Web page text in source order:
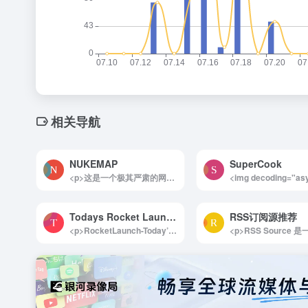
相关导航
NUKEMAP
<p>这是一个极其严肃的网站，提供核爆伤亡模拟器的功能。</p><p>进入网站后，你会看到一张全球地图。用户可以自定义核爆地点、弹头当量，以及选择空爆或地面爆炸等选项，甚至可以决定是否添加放射性沉降物等其他因素。</p><p>一旦核弹引爆，系统会显示预估的伤亡人数，并展示爆炸效果的模型和影响范围。在地图上，这些影响通过同心圆的形式展示出来，无论是火球的作用范围还是热辐射的半径，其影响的广泛性和残酷性都令人感到震撼。</p><p>在很多人把核弹和战争当作玩笑时，往往会忽视其背后的残酷现实。和平来之不易，每个人都不愿失去。通过体验这个网站，相信你会对核战争的影响有更深刻的理解与认识。</p>
SuperCook
Todays Rocket Launches
<p>RocketLaunch-Today’s Launches 是一款专为太空爱好者和航天领域专家打造的全方位信息平台。无论是了解最新的火箭发射动态，还是回顾历史航天成就，这个网站都能提供详尽而可靠的数据支持。实时更新的任务信息、倒计时以及高清视频资源，让用户足不出户即可跟随全球顶尖航天机构的探索步伐，堪称太空领域的信息宝库。</p><p>详细介绍：</p><p>RocketLaunch-Today’s Launches 是一个专注于全球卫星和飞船发射计划的在线平台，覆盖 SpaceX、NASA 以及其他航天机构的最新动态。用户可以随时查看当天的火箭发射时间表，并通过实时倒计时掌握每一项任务的关键时刻。平台提供详细的任务背景信息、高清视频直播以及实时状态更新，帮助用户深入了解每次发射的技术亮点和科学意义。</p><p>除了当下的发射信息，网站还记录了丰富的历史航天数据，包括历年发射任务的详尽档案和年度回顾等内容，为研究者和爱好者提供珍贵的参考资料。RocketLaunch-Today’s Launches 用全面的功能和易用的界面，成为航天领域信息获取的不二选择，既能满足科普需求，也能服务于专业研究。</p><img decoding="async" data-src="//www.40000.net/wp-content/uploads/2024/12/20241215075441-675e8b416ea93.webp" src="https://www.40000.net/wp-content/themes/onenav/images/t.png" alt="Todays Rocket Launches">
RSS订阅源推荐